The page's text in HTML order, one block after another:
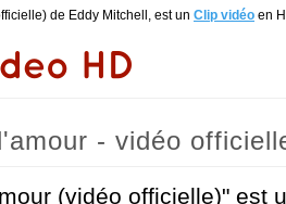
de Eddy Mitchell, est un Clip vidéo en
- vidéo
(vidéo officielle)" est